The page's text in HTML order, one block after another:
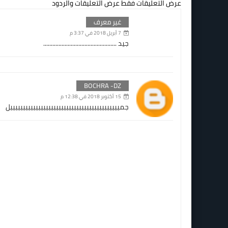
عرض التعليقات فقطعرض التعليقات والردود
غير معرف
7 أبريل 2018 في 3:37 م
جيد ................................................
BOCHRA -DZ
15 أكتوبر 2018 في 12:38 م
جميييييييييييييييييييييييييييييييييييييييييييل